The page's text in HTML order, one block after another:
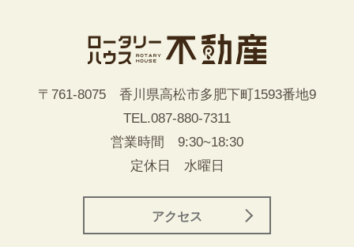
〒761-8075 香川県高松市多肥下町1593番地9
TEL.087-880-7311
営業時間 9:30~18:30
定休日 水曜日
アクセス